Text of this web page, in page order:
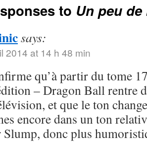
to Un peu
says:
2014 at 14 h 48 min
qu’à partir du tome
– Dragon Ball rentre
et que le ton
encore dans un ton
Slump, donc plus